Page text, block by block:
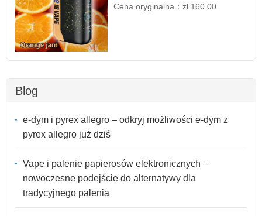
Cena oryginalna：zł 160.00
Blog
e-dym i pyrex allegro – odkryj możliwości e-dym z
pyrex allegro już dziś
Vape i palenie papierosów elektronicznych –
nowoczesne podejście do alternatywy dla
tradycyjnego palenia